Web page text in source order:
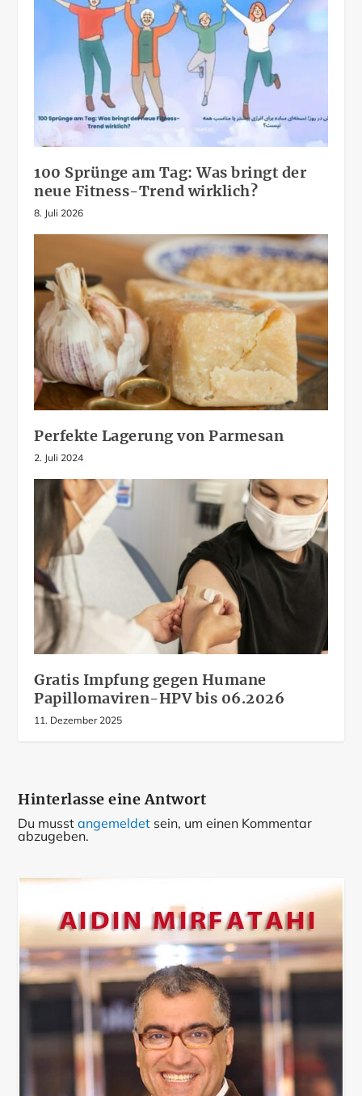
100 Sprünge am Tag: Was bringt der
neue Fitness-Trend wirklich?
8. Juli 2026
Perfekte Lagerung von Parmesan
2. Juli 2024
Gratis Impfung gegen Humane
Papillomaviren-HPV bis 06.2026
11. Dezember 2025
Hinterlasse eine Antwort
Du musstangemeldet sein, um einen Kommentar
abzugeben.